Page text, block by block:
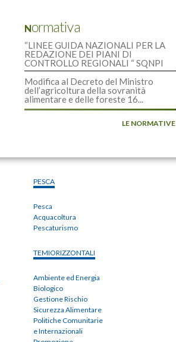
Normativa
“LINEE GUIDA NAZIONALI PER LA
REDAZIONE DEI PIANI DI
CONTROLLO REGIONALI “ SQNPI
Modifica al Decreto del Ministro
dell’agricoltura della sovranità
alimentare e delle foreste 16...
LE NORMATIVE
PESCA
Pesca
Acquacoltura
Pescaturismo
TEMIORIZZONTALI
Ambiente ed Energia
Biologico
Gestione Rischio
Sicurezza Alimentare
Politiche Comunitarie
e Internazionali